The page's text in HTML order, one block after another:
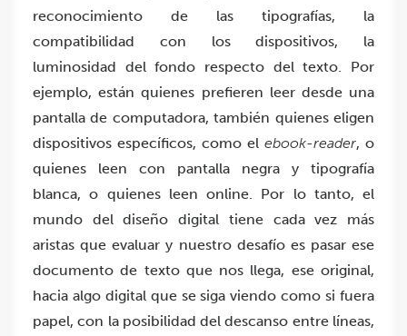
reconocimiento de las tipografías, la
compatibilidad con los dispositivos, la
luminosidad del fondo respecto del texto. Por
ejemplo, están quienes prefieren leer desde una
pantalla de computadora, también quienes eligen
dispositivos específicos, como el ebook-reader, o
quienes leen con pantalla negra y tipografía
blanca, o quienes leen online. Por lo tanto, el
mundo del diseño digital tiene cada vez más
aristas que evaluar y nuestro desafío es pasar ese
documento de texto que nos llega, ese original,
hacia algo digital que se siga viendo como si fuera
papel, con la posibilidad del descanso entre líneas,